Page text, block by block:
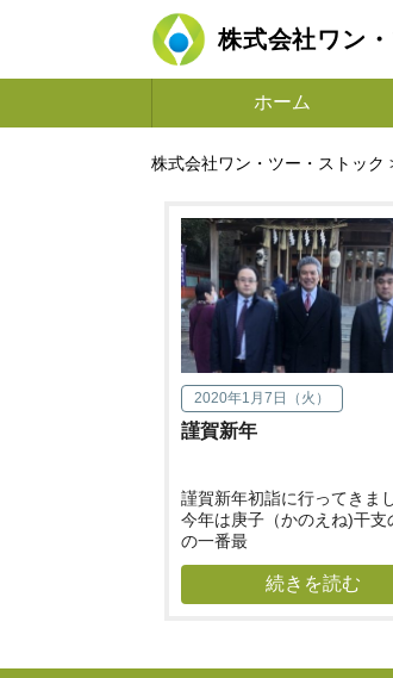
株式会社ワン
ホーム
株式会社ワン・ツー・ストック
2020年1月7日（火）
謹賀新年
謹賀新年初詣に行ってきまし
今年は庚子（かのえね)干支
の一番最
続きを読む